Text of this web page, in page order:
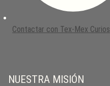
Contactar con Tex-Mex Curios
NUESTRA MISIÓN